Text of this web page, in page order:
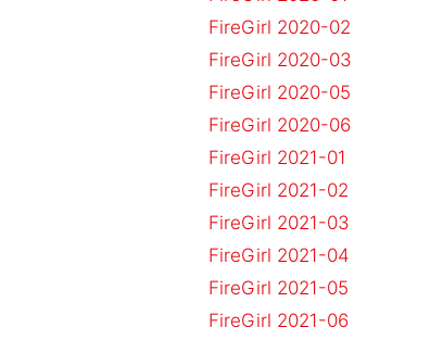
FireGirl 2020-02
FireGirl 2020-03
FireGirl 2020-05
FireGirl 2020-06
FireGirl 2021-01
FireGirl 2021-02
FireGirl 2021-03
FireGirl 2021-04
FireGirl 2021-05
FireGirl 2021-06